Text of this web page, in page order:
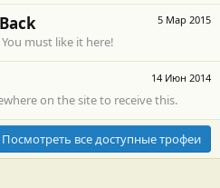
5 Мар 2015
must like it here!
14 Июн 2014
on the site to receive this.
Посмотреть все доступные трофеи